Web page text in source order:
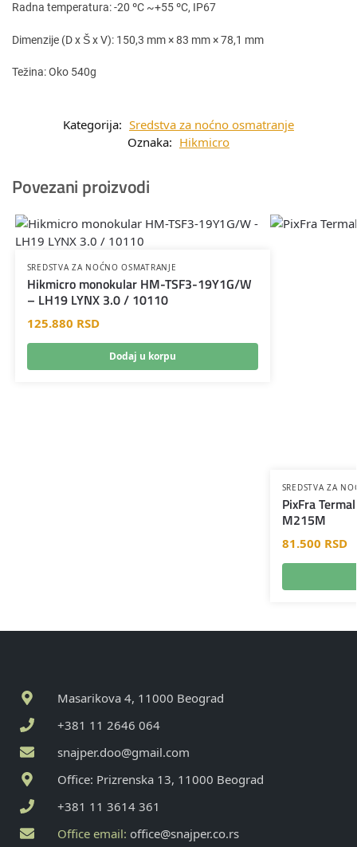
Radna temperatura: -20 ºC ~+55 ºC, IP67
Dimenzije (D x Š x V): 150,3 mm × 83 mm × 78,1 mm
Težina: Oko 540g
Kategorija: Sredstva za noćno osmatranje
Oznaka: Hikmicro
Povezani proizvodi
SREDSTVA ZA NOĆNO OSMATRANJE
Hikmicro monokular HM-TSF3-19Y1G/W
– LH19 LYNX 3.0 / 10110
125.880 RSD
Dodaj u korpu
SREDSTVA ZA
PixFra
M215M
81.500 RSD
Masarikova 4, 11000 Beograd
+381 11 2646 064
snajper.doo@gmail.com
Office: Prizrenska 13, 11000 Beograd
+381 11 3614 361
Office email: office@snajper.co.rs